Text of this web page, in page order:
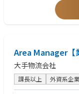
装や完成品アセンブリ
ご入社後は、国内工場(
を予定しております。
研修期間は3ヶ月～6カ
頂く予定です。
ご本人のスキル・ご経
＜求める人物像＞
・海外駐在経験がある
Area Manager【
大手物流会社
課長以上 外資系企